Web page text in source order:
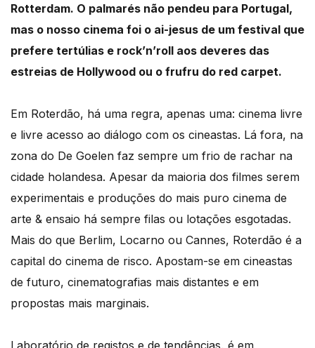
Rotterdam. O palmarés não pendeu para Portugal,
mas o nosso cinema foi o ai-jesus de um festival que
prefere tertúlias e rock’n’roll aos deveres das
estreias de Hollywood ou o frufru do red carpet.
Em Roterdão, há uma regra, apenas uma: cinema livre
e livre acesso ao diálogo com os cineastas. Lá fora, na
zona do De Goelen faz sempre um frio de rachar na
cidade holandesa. Apesar da maioria dos filmes serem
experimentais e produções do mais puro cinema de
arte & ensaio há sempre filas ou lotações esgotadas.
Mais do que Berlim, Locarno ou Cannes, Roterdão é a
capital do cinema de risco. Apostam-se em cineastas
de futuro, cinematografias mais distantes e em
propostas mais marginais.
Laboratório de registos e de tendências, é em